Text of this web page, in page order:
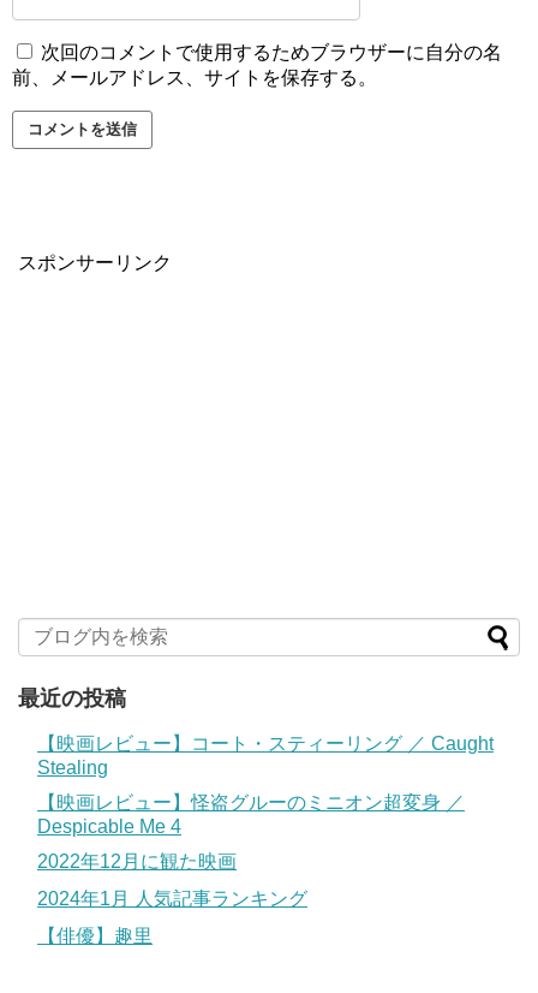
次回のコメントで使用するためブラウザーに自分の名
前、メールアドレス、サイトを保存する。
スポンサーリンク
最近の投稿
【映画レビュー】コート・スティーリング ／ Caught
Stealing
【映画レビュー】怪盗グルーのミニオン超変身 ／
Despicable Me 4
2022年12月に観た映画
2024年1月 人気記事ランキング
【俳優】趣里